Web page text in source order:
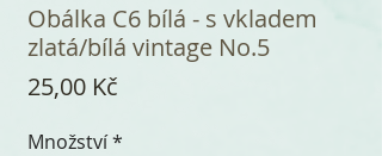
Obálka C6 bílá - s vkladem
zlatá/bílá vintage No.5
25,00 Kč
Množství*